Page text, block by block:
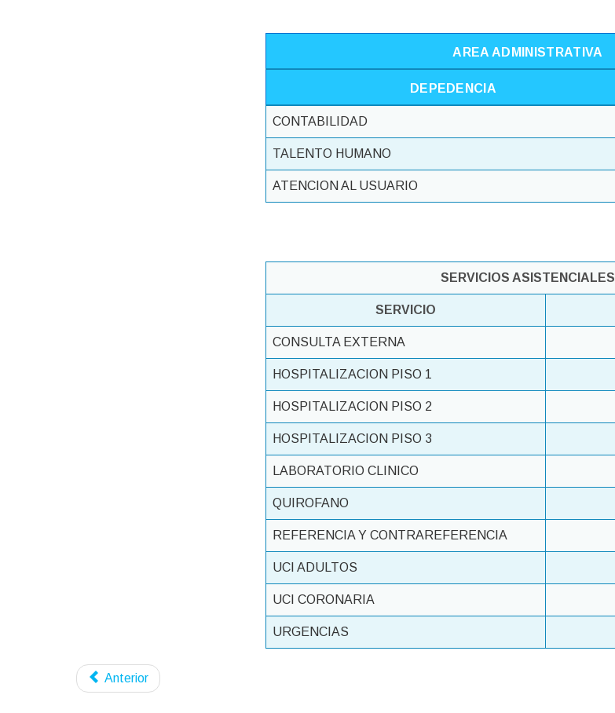
AREA ADMINISTRATIVA
DEPEDENCIA
CONTABILIDAD
TALENTO HUMANO
ATENCION AL USUARIO
SERVICIOS ASISTENCIALES
SERVICIO
CONSULTA EXTERNA
HOSPITALIZACION PISO 1
HOSPITALIZACION PISO 2
HOSPITALIZACION PISO 3
LABORATORIO CLINICO
QUIROFANO
REFERENCIA Y CONTRAREFERENCIA
UCI ADULTOS
UCI CORONARIA
URGENCIAS
Anterior